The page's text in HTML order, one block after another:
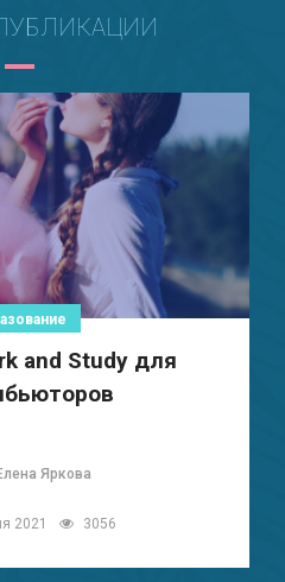
and Study для
Яркова
2021 3056